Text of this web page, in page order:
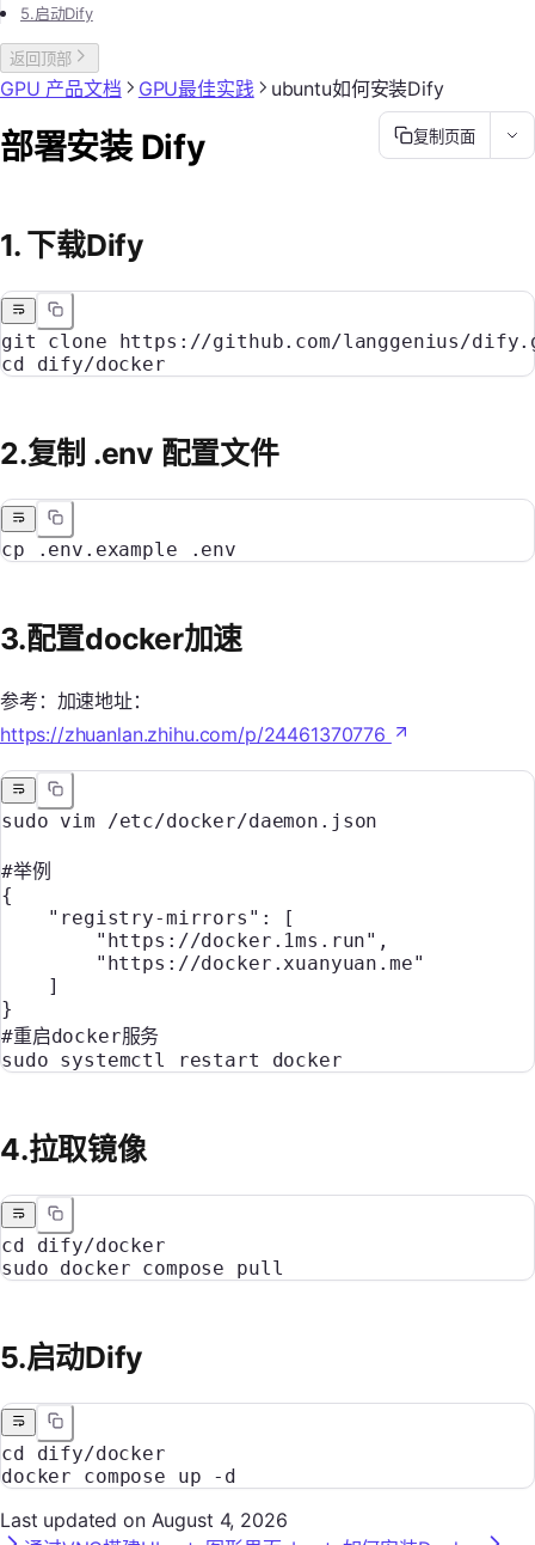
5.启动Dify
返回顶部
GPU 产品文档 GPU最佳实践 ubuntu如何安装Dify
复制页面
部署安装 Dify
1. 下载Dify
git clone https://github.com/langgenius/
cd dify/docker
2.复制 .env 配置文件
cp .env.example .env
3.配置docker加速
参考：加速地址：
https://zhuanlan.zhihu.com/p/24461370776
sudo vim /etc/docker/daemon.json
#举例
{
    "registry-mirrors"
:
[
        "https://docker.1ms.run"
,
        "https://docker.xuanyuan.me"
    ]
}
#重启docker服务
sudo systemctl restart docker
4.拉取镜像
cd dify/docker
sudo docker compose pull
5.启动Dify
cd dify/docker
docker compose up -d
Last updated on August 4, 2026